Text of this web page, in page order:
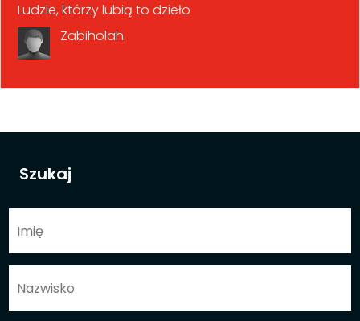
Szukaj
Ludzie, którzy lubią to dzieło
Zabiholah